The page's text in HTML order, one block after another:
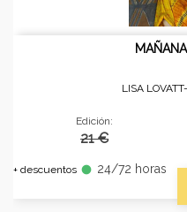
LISA
Edición:
21 €
+ descuentos fiber_manual_record 24/72 horas